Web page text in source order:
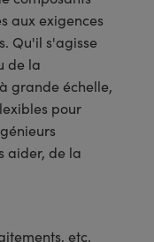
aux exigences
Qu'il s'agisse
de la
grande échelle,
pour
aider, de la
etc.